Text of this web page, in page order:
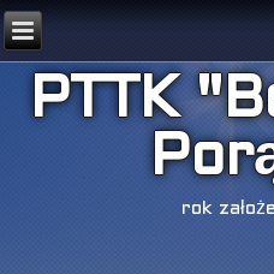
PTTK
rok